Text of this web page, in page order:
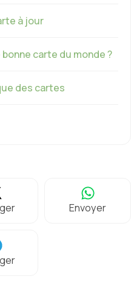
à jour
carte du monde ?
des cartes
Envoyer